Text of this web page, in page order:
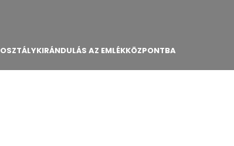
OSZTÁLYKIRÁNDULÁS AZ EMLÉKKÖZPONTBA